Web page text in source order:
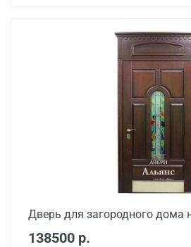
Дверь для загородного дома
138500 р.